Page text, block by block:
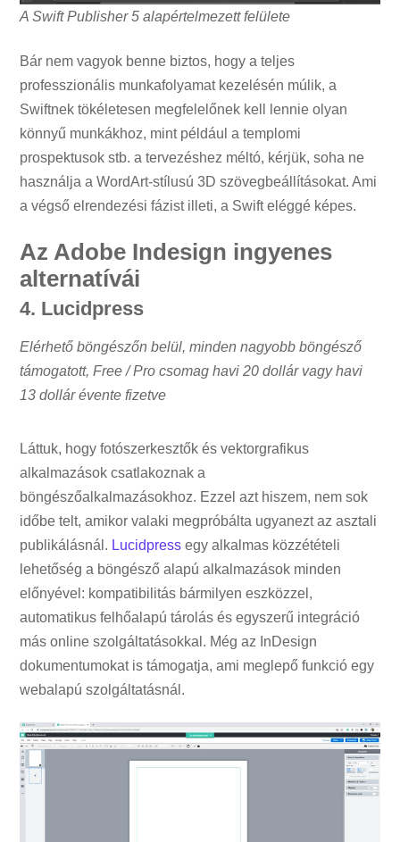
A Swift Publisher 5 alapértelmezett felülete
Bár nem vagyok benne biztos, hogy a teljes
professzionális munkafolyamat kezelésén múlik, a
Swiftnek tökéletesen megfelelőnek kell lennie olyan
könnyű munkákhoz, mint például a templomi
prospektusok stb. a tervezéshez méltó, kérjük, soha ne
használja a WordArt-stílusú 3D szövegbeállításokat. Ami
a végső elrendezési fázist illeti, a Swift eléggé képes.
Az Adobe Indesign ingyenes
alternatívái
4. Lucidpress
Elérhető böngészőn belül, minden nagyobb böngésző
támogatott, Free / Pro csomag havi 20 dollár vagy havi
13 dollár évente fizetve
Láttuk, hogy fotószerkesztők és vektorgrafikus
alkalmazások csatlakoznak a
böngészőalkalmazásokhoz. Ezzel azt hiszem, nem sok
időbe telt, amikor valaki megpróbálta ugyanezt az asztali
publikálásnál. Lucidpress egy alkalmas közzétételi
lehetőség a böngésző alapú alkalmazások minden
előnyével: kompatibilitás bármilyen eszközzel,
automatikus felhőalapú tárolás és egyszerű integráció
más online szolgáltatásokkal. Még az InDesign
dokumentumokat is támogatja, ami meglepő funkció egy
webalapú szolgáltatásnál.